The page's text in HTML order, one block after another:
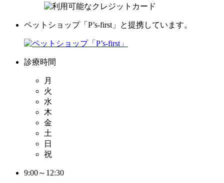
ペットショップ「P’s-first」と提携しています。
診療時間
月
火
水
木
金
土
日
祝
9:00～12:30